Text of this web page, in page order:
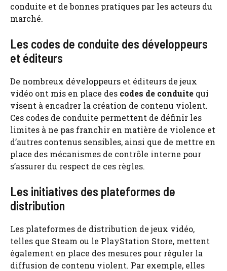
conduite et de bonnes pratiques par les acteurs du
marché.
Les codes de conduite des développeurs
et éditeurs
De nombreux développeurs et éditeurs de jeux
vidéo ont mis en place des codes de conduite qui
visent à encadrer la création de contenu violent.
Ces codes de conduite permettent de définir les
limites à ne pas franchir en matière de violence et
d’autres contenus sensibles, ainsi que de mettre en
place des mécanismes de contrôle interne pour
s’assurer du respect de ces règles.
Les initiatives des plateformes de
distribution
Les plateformes de distribution de jeux vidéo,
telles que Steam ou le PlayStation Store, mettent
également en place des mesures pour réguler la
diffusion de contenu violent. Par exemple, elles